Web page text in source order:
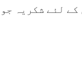
لئے شکریہ